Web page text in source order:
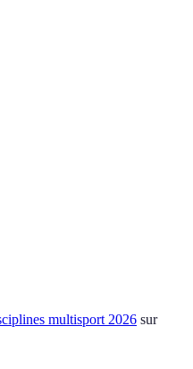
multisport 2026 sur